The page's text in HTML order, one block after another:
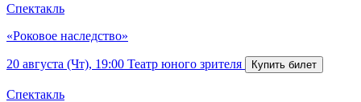
Спектакль
«Роковое наследство»
20 августа (Чт), 19:00 Театр юного зрителя
Спектакль